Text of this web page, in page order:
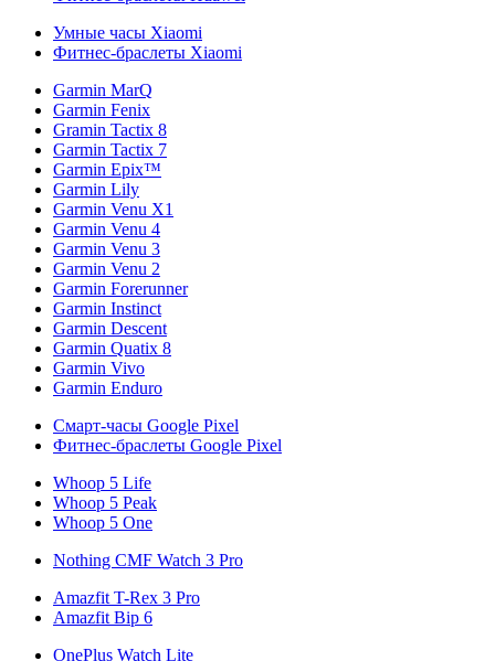
Умные часы Xiaomi
Фитнес-браслеты Xiaomi
Garmin MarQ
Garmin Fenix
Gramin Tactix 8
Garmin Tactix 7
Garmin Epix™
Garmin Lily
Garmin Venu X1
Garmin Venu 4
Garmin Venu 3
Garmin Venu 2
Garmin Forerunner
Garmin Instinct
Garmin Descent
Garmin Quatix 8
Garmin Vivo
Garmin Enduro
Смарт-часы Google Pixel
Фитнес-браслеты Google Pixel
Whoop 5 Life
Whoop 5 Peak
Whoop 5 One
Nothing CMF Watch 3 Pro
Amazfit T-Rex 3 Pro
Amazfit Bip 6
OnePlus Watch Lite